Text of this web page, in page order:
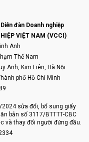
quy tụ gần
cảng biển
An Khánh, TP. Hồ
(TCSG) tổ chức giải
gia của gần 2.000 vận